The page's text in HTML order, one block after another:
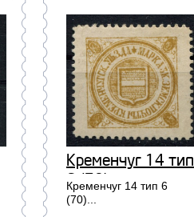
Кременчуг 14 тип
6 (70)
Кременчуг 14 тип 6
(70)...